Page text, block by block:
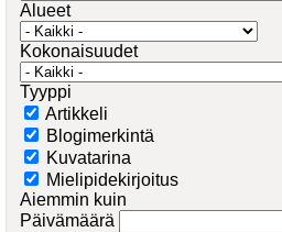
Alueet
Kokonaisuudet
Tyyppi
Artikkeli
Blogimerkintä
Kuvatarina
Mielipidekirjoitus
Aiemmin kuin
Päivämäärä